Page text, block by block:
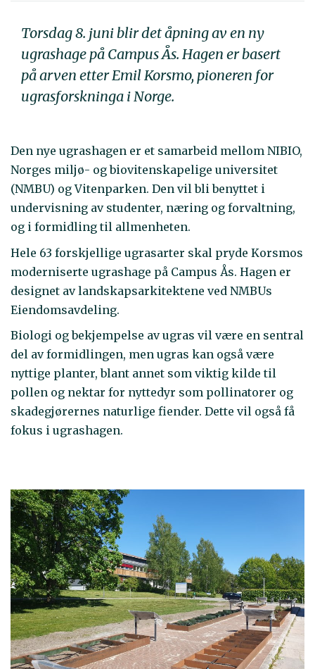
Torsdag 8. juni blir det åpning av en ny
ugrashage på Campus Ås. Hagen er basert
på arven etter Emil Korsmo, pioneren for
ugrasforskninga i Norge.
Den nye ugrashagen er et samarbeid mellom NIBIO,
Norges miljø- og biovitenskapelige universitet
(NMBU) og Vitenparken. Den vil bli benyttet i
undervisning av studenter, næring og forvaltning,
og i formidling til allmenheten.
Hele 63 forskjellige ugrasarter skal pryde Korsmos
moderniserte ugrashage på Campus Ås. Hagen er
designet av landskapsarkitektene ved NMBUs
Eiendomsavdeling.
Biologi og bekjempelse av ugras vil være en sentral
del av formidlingen, men ugras kan også være
nyttige planter, blant annet som viktig kilde til
pollen og nektar for nyttedyr som pollinatorer og
skadegjørernes naturlige fiender. Dette vil også få
fokus i ugrashagen.